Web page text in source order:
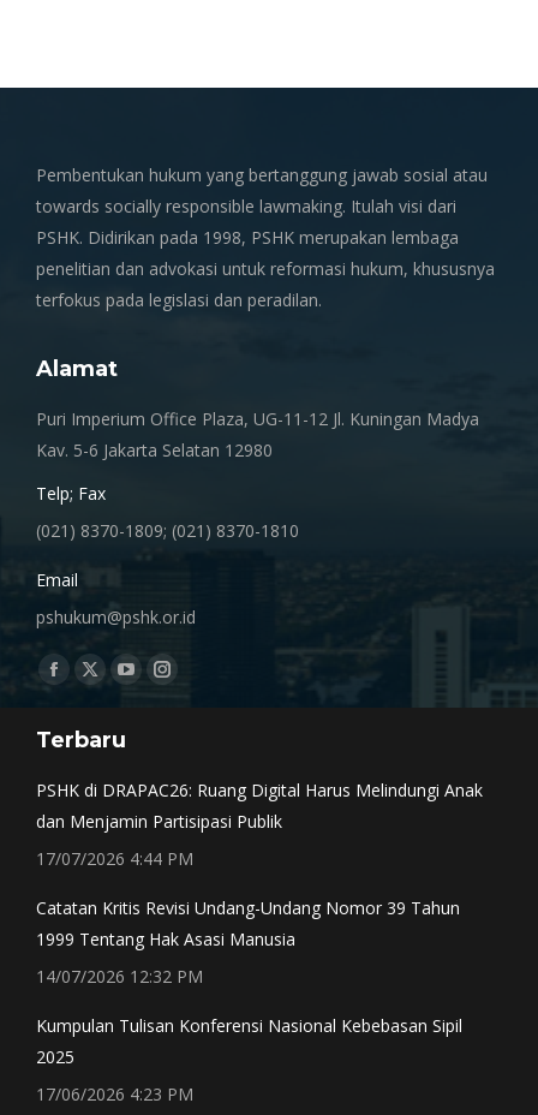
Pembentukan hukum yang bertanggung jawab sosial atau
towards socially responsible lawmaking. Itulah visi dari
PSHK. Didirikan pada 1998, PSHK merupakan lembaga
penelitian dan advokasi untuk reformasi hukum, khususnya
terfokus pada legislasi dan peradilan.
Alamat
Puri Imperium Office Plaza, UG-11-12 Jl. Kuningan Madya
Kav. 5-6 Jakarta Selatan 12980
Telp; Fax
(021) 8370-1809; (021) 8370-1810
Email
pshukum@pshk.or.id
Find us on:
Facebook
opens
window
X
opens
window
YouTube
opens
Instagram
window
Terbaru
PSHK di DRAPAC26: Ruang Digital Harus Melindungi Anak
dan Menjamin Partisipasi Publik
17/07/2026 4:44 PM
Catatan Kritis Revisi Undang-Undang Nomor 39 Tahun
1999 Tentang Hak Asasi Manusia
14/07/2026 12:32 PM
Kumpulan Tulisan Konferensi Nasional Kebebasan Sipil
2025
17/06/2026 4:23 PM